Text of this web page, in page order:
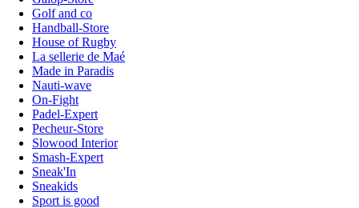
Golf and co
Handball-Store
House of Rugby
La sellerie de Maé
Made in Paradis
Nauti-wave
On-Fight
Padel-Expert
Pecheur-Store
Slowood Interior
Smash-Expert
Sneak'In
Sneakids
Sport is good